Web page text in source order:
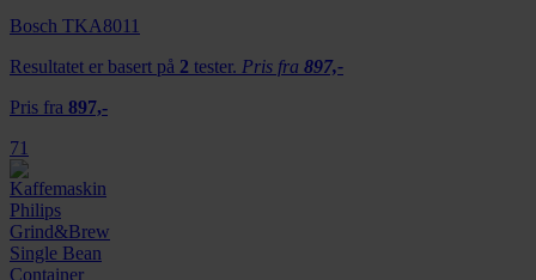
Bosch TKA8011
Resultatet er basert på 2 tester. Pris fra 897,-
Pris fra 897,-
71